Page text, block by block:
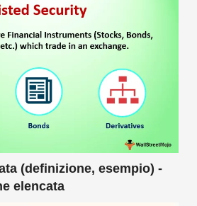
(definizione, esempio) -
elencata